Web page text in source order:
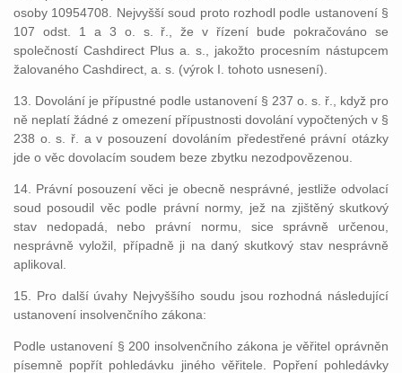
osoby 10954708. Nejvyšší soud proto rozhodl podle ustanovení §
107 odst. 1 a 3 o. s. ř., že v řízení bude pokračováno se
společností Cashdirect Plus a. s., jakožto procesním nástupcem
žalovaného Cashdirect, a. s. (výrok I. tohoto usnesení).
13. Dovolání je přípustné podle ustanovení § 237 o. s. ř., když pro
ně neplatí žádné z omezení přípustnosti dovolání vypočtených v §
238 o. s. ř. a v posouzení dovoláním předestřené právní otázky
jde o věc dovolacím soudem beze zbytku nezodpovězenou.
14. Právní posouzení věci je obecně nesprávné, jestliže odvolací
soud posoudil věc podle právní normy, jež na zjištěný skutkový
stav nedopadá, nebo právní normu, sice správně určenou,
nesprávně vyložil, případně ji na daný skutkový stav nesprávně
aplikoval.
15. Pro další úvahy Nejvyššího soudu jsou rozhodná následující
ustanovení insolvenčního zákona:
Podle ustanovení § 200 insolvenčního zákona je věřitel oprávněn
písemně popřít pohledávku jiného věřitele. Popření pohledávky